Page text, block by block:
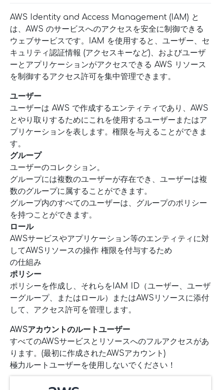
AWS Identity and Access Management (IAM) と
は、AWS のサービスへのアクセスを安全に制御できる
ウェブサービスです。IAM を使用すると、ユーザー、セ
キュリティ認証情報 (アクセスキーなど)、およびユーザ
ーとアプリケーションがアクセスできる AWS リソース
を制御するアクセス許可を集中管理できます。
ユーザー
ユーザーは AWS で作成するエンティティであり、AWS
とやり取りするためにこれを使用するユーザーまたはア
プリケーションを表します。権限を与えることができま
す。
グループ
ユーザーのコレクション。
グループには複数のユーザーが存在でき、ユーザーは複
数のグループに属することができます。
グループ内のすべてのユーザーは、グループのポリシー
を持つことができます。
ロール
AWSサービスやアプリケーション等のエンティティに対
してAWSリソースの操作 権限を付与するため
の仕組み
ポリシー
ポリシーを作成し、それらをIAM ID（ユーザー、ユーザ
ーグループ、またはロール）またはAWSリソースに添付
して、アクセス許可を管理します。
AWSアカウントのルートユーザー
すべてのAWSサービスとリソースへのフルアクセスがあ
ります。(最初に作成されたAWSアカウント)
極力ルートユーザーを使用しないでください！